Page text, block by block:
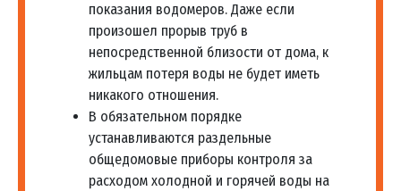
показания водомеров. Даже если
произошел прорыв труб в
непосредственной близости от дома, к
жильцам потеря воды не будет иметь
никакого отношения.
В обязательном порядке
устанавливаются раздельные
общедомовые приборы контроля за
расходом холодной и горячей воды на